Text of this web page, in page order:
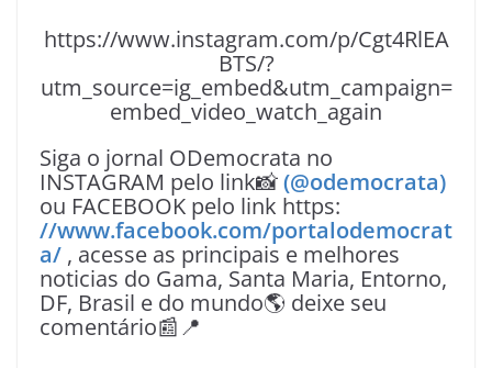
https://www.instagram.com/p/Cgt4RlEA
BTS/?
utm_source=ig_embed&utm_campaign=
embed_video_watch_again
Siga o jornal ODemocrata no
INSTAGRAM pelo link📸(@odemocrata)
ou FACEBOOK pelo link https:
//www.facebook.com/portalodemocrat
a/ , acesse as principais e melhores
noticias do Gama, Santa Maria, Entorno,
DF, Brasil e do mundo🌎 deixe seu
comentário📰📍